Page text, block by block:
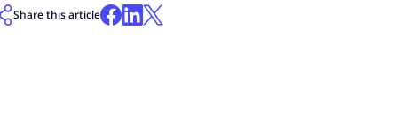
Share this article